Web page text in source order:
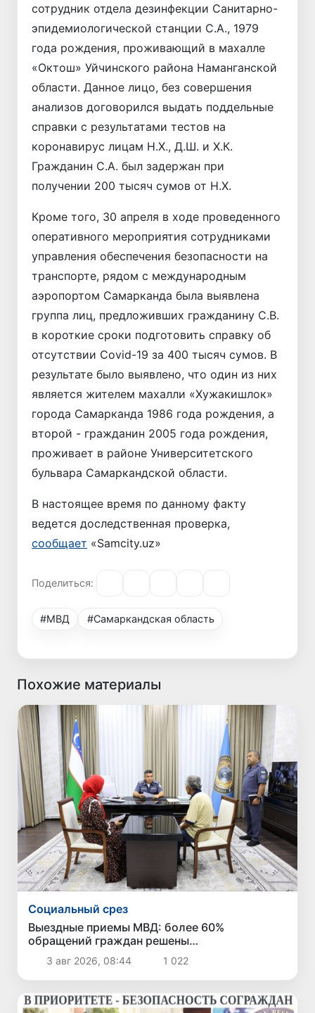
сотрудник отдела дезинфекции Санитарно-
эпидемиологической станции С.А., 1979
года рождения, проживающий в махалле
«Октош» Уйчинского района Наманганской
области. Данное лицо, без совершения
анализов договорился выдать поддельные
справки с результатами тестов на
коронавирус лицам Н.Х., Д.Ш. и Х.К.
Гражданин С.А. был задержан при
получении 200 тысяч сумов от Н.Х.
Кроме того, 30 апреля в ходе проведенного
оперативного мероприятия сотрудниками
управления обеспечения безопасности на
транспорте, рядом с международным
аэропортом Самарканда была выявлена
группа лиц, предложивших гражданину С.В.
в короткие сроки подготовить справку об
отсутствии Covid-19 за 400 тысяч сумов. В
результате было выявлено, что один из них
является жителем махалли «Хужакишлок»
города Самарканда 1986 года рождения, а
второй - гражданин 2005 года рождения,
проживает в районе Университетского
бульвара Самаркандской области.
В настоящее время по данному факту
ведется доследственная проверка,
сообщает «Samcity.uz»
Поделиться:
#МВД #Самаркандская область
Похожие материалы
Социальный срез
Выездные приемы МВД: более 60%
обращений граждан решены
непосредственно в ходе приема
3 авг 2026, 08:44 1 022